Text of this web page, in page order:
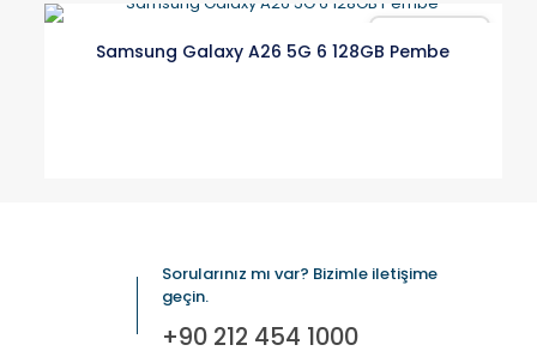
Samsung Galaxy A26 5G 6 128GB Pembe
Sorularınız mı var? Bizimle iletişime
geçin.
+90 212 454 1000